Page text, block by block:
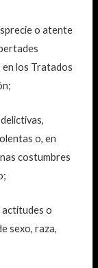
o atente
los Tratados
o, en
costumbres
actitudes o
sexo, raza,